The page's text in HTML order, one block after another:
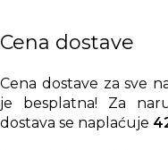
Cena dostave
Cena dostave za sve
je besplatna! Za
dostava se naplaćuje